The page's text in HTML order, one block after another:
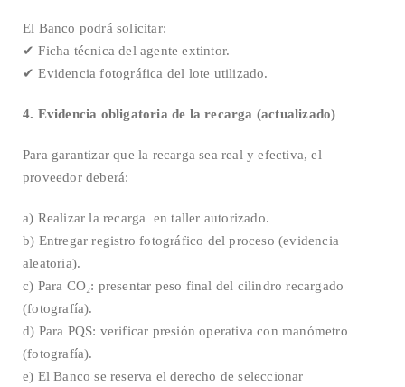
El Banco podrá solicitar:
✔ Ficha técnica del agente extintor.
✔ Evidencia fotográfica del lote utilizado.
4. Evidencia obligatoria de la recarga (actualizado)
Para garantizar que la recarga sea real y efectiva, el
proveedor deberá:
a) Realizar la recarga en taller autorizado.
b) Entregar registro fotográfico del proceso (evidencia
aleatoria).
c) Para CO₂: presentar peso final del cilindro recargado
(fotografía).
d) Para PQS: verificar presión operativa con manómetro
(fotografía).
e) El Banco se reserva el derecho de seleccionar